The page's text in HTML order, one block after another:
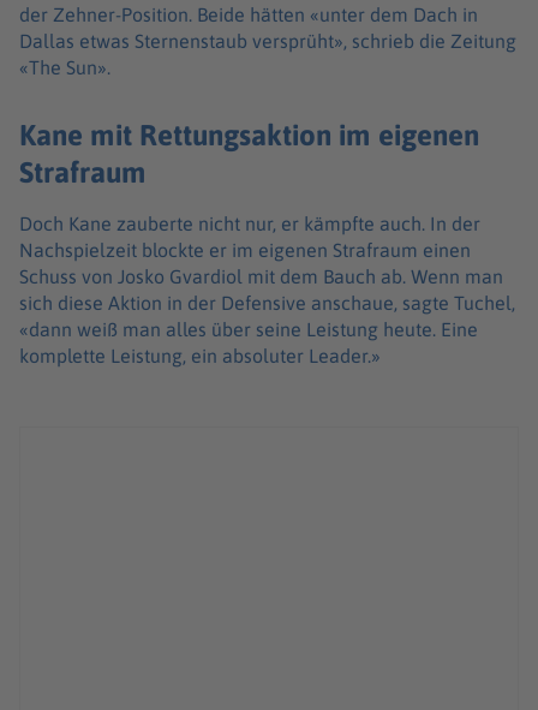
der Zehner-Position. Beide hätten «unter dem Dach in
Dallas etwas Sternenstaub versprüht», schrieb die Zeitung
«The Sun».
Kane mit Rettungsaktion im eigenen
Strafraum
Doch Kane zauberte nicht nur, er kämpfte auch. In der
Nachspielzeit blockte er im eigenen Strafraum einen
Schuss von Josko Gvardiol mit dem Bauch ab. Wenn man
sich diese Aktion in der Defensive anschaue, sagte Tuchel,
«dann weiß man alles über seine Leistung heute. Eine
komplette Leistung, ein absoluter Leader.»